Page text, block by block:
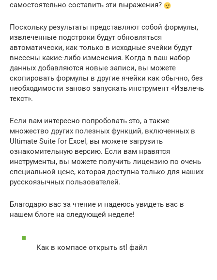
самостоятельно составить эти выражения?
Поскольку результаты представляют собой формулы,
извлеченные подстроки будут обновляться
автоматически, как только в исходные ячейки будут
внесены какие-либо изменения. Когда в ваш набор
данных добавляются новые записи, вы можете
скопировать формулы в другие ячейки как обычно, без
необходимости заново запускать инструмент «Извлечь
текст».
Если вам интересно попробовать это, а также
множество других полезных функций, включенных в
Ultimate Suite for Excel, вы можете загрузить
ознакомительную версию. Если вам нравятся
инструменты, вы можете получить лицензию по очень
специальной цене, которая доступна только для наших
русскоязычных пользователей.
Благодарю вас за чтение и надеюсь увидеть вас в
нашем блоге на следующей неделе!
Как в компасе открыть stl файл